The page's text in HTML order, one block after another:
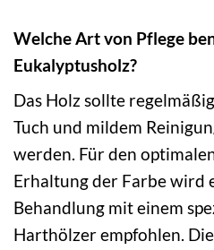
Welche Art von Pflege
Eukalyptusholz?
Das Holz sollte
Tuch und mildem
werden. Für den
Erhaltung der Farbe wird
Behandlung mit einem
Harthölzer empfohlen.